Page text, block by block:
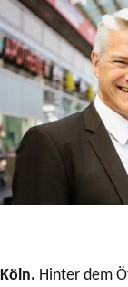
Köln. Hinter dem